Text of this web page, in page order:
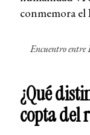
conmemora
Encuentro
¿Qué
copta del